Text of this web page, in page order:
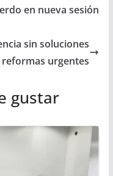
en nueva sesión
sin soluciones
urgentes
gustar